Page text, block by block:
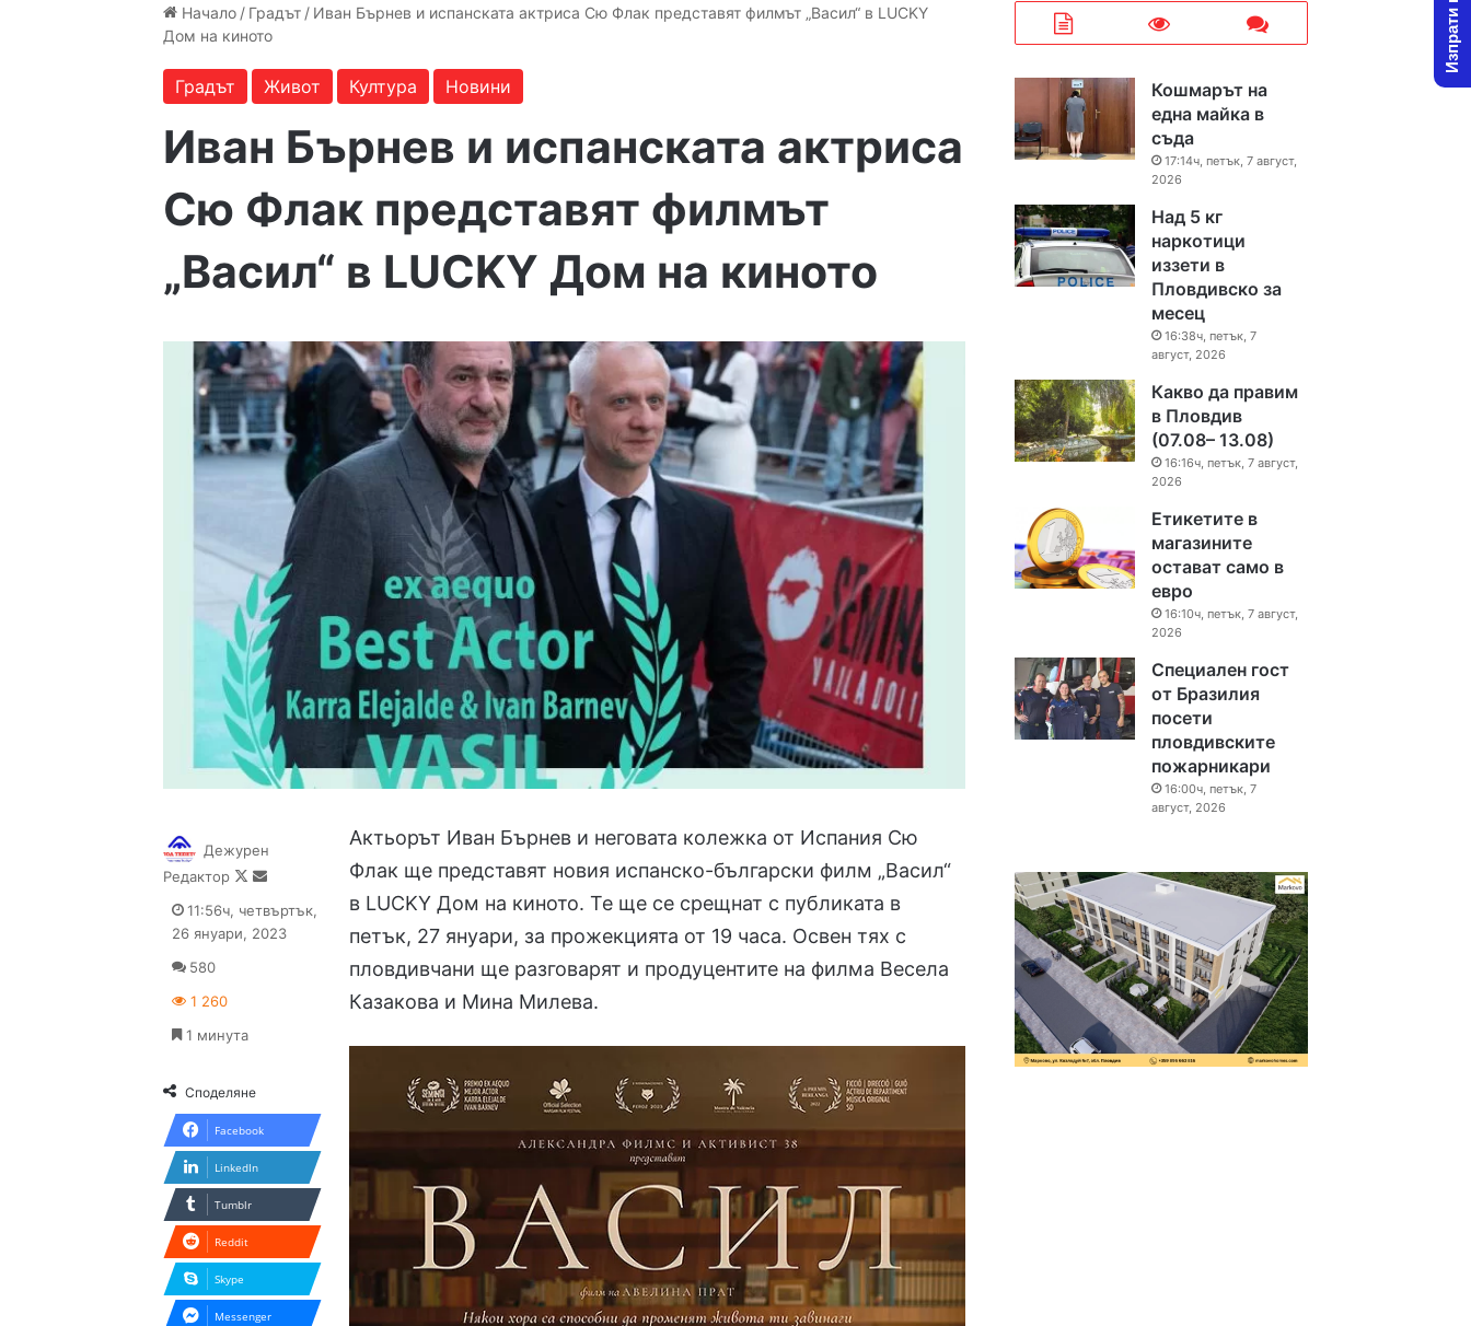
Начало / Градът / Иван Бърнев и испанската актриса Сю Флак представят филмът „Васил“ в LUCKY
Дом на киното
Градът Живот Култура Новини
Иван Бърнев и испанската актриса
Сю Флак представят филмът
„Васил“ в LUCKY Дом на киното
Актьорът Иван Бърнев и неговата колежка от Испания Сю
Флак ще представят новия испанско-български филм „Васил“
в LUCKY Дом на киното. Те ще се срещнат с публиката в
петък, 27 януари, за прожекцията от 19 часа. Освен тях с
пловдивчани ще разговарят и продуцентите на филма Весела
Казакова и Мина Милева.
Дежурен
Редактор
Follow
X
Send
email
11:56ч, четвъртък,
26 януари, 2023
580
1 260
1 минута
Споделяне
Facebook
LinkedIn
Tumblr
Reddit
Skype
Messenger
Кошмарът на
една майка в
съда
17:14ч, петък, 7 август,
2026
Над 5 кг
наркотици
иззети в
Пловдивско за
месец
16:38ч, петък, 7
август, 2026
Какво да правим
в Пловдив
(07.08– 13.08)
16:16ч, петък, 7 август,
2026
Етикетите в
магазините
остават само в
евро
16:10ч, петък, 7 август,
2026
Специален гост
от Бразилия
посети
пловдивските
пожарникари
16:00ч, петък, 7
август, 2026